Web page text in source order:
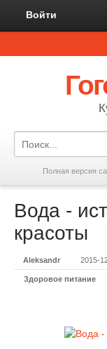
Войти
Полная версия
Вода -
красоты
Aleksandr 2015-
Здоровое питание